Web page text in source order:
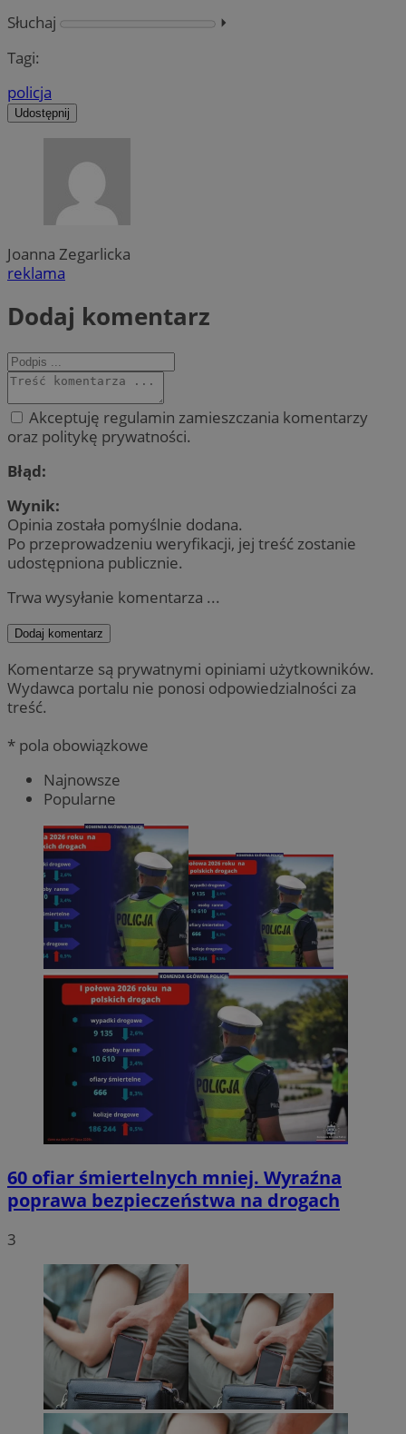
Słuchaj
⏵︎
Tagi:
policja
Udostępnij
Joanna Zegarlicka
reklama
Dodaj komentarz
Akceptuję regulamin zamieszczania komentarzy
oraz politykę prywatności.
Błąd:
Wynik:
Opinia została pomyślnie dodana.
Po przeprowadzeniu weryfikacji, jej treść zostanie
udostępniona publicznie.
Trwa wysyłanie komentarza ...
Dodaj komentarz
Komentarze są prywatnymi opiniami użytkowników.
Wydawca portalu nie ponosi odpowiedzialności za
treść.
* pola obowiązkowe
Najnowsze
Popularne
60 ofiar śmiertelnych mniej. Wyraźna
poprawa bezpieczeństwa na drogach
3